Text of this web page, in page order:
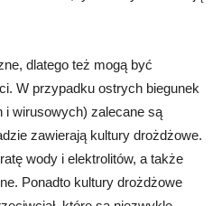
dlatego też mogą być
W przypadku ostrych biegunek
wirusowych) zalecane są
zawierają kultury drożdżowe.
wody i elektrolitów, a także
Ponadto kultury drożdżowe